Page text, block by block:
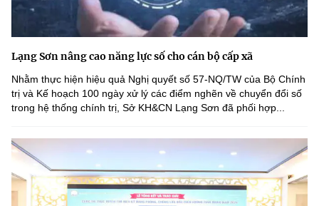
Lạng Sơn nâng cao năng lực số cho cán bộ cấp xã
Nhằm thực hiện hiệu quả Nghị quyết số 57-NQ/TW của Bộ Chính
trị và Kế hoạch 100 ngày xử lý các điểm nghẽn về chuyển đổi số
trong hệ thống chính trị, Sở KH&CN Lạng Sơn đã phối hợp...